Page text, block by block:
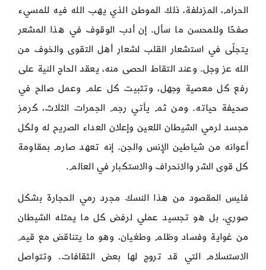
الحرام، المزدلفة، ذلك الموطن الذي يهب الله فيه للمسيء
صفحًا وللمحسن ما سأل. إن أدب الوقوف في هذا المشعر
يتجلّى في استشعار القلب لشعار أهل التقوى والخوف من
الله عز وجل. وعند التقاط الحصى منه، يعقد الحاج النية على
رفع كل معصية وجهل، وتثبيت كل علم وعمل صالح في
صحيفة حياته. ومن ثم يأتي رجم الجمرات الثلاث، كرمز
مجسد لرمي الشيطان اللعين وإعلان العداء الصريح له ولكل
أعوانه من شياطين الإنس والجن. إنه تعهد صارم بمقاومة
كل قوى الشر والانحراف والاستكبار في العالم.
فليس المقصود من هذا النسك مجرد رمي الحجارة بشكل
صوري، بل هو تجسيد عملي لرفض كل ما يمثله الشيطان
من غواية وفساد وظلم وطغيان، وهو ما يتناقض مع قيم
الاستسلام التي قد تروج لها بعض الثقافات. وتتواصل